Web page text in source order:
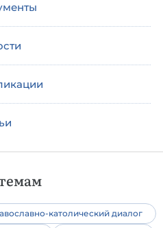
католический диалог